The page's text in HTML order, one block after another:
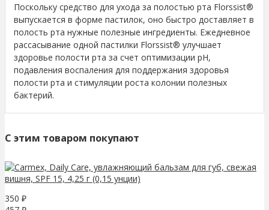
Поскольку средство для ухода за полостью рта Florssist®
выпускается в форме пастилок, оно быстро доставляет в
полость рта нужные полезные ингредиенты. Ежедневное
рассасывание одной пастилки Florssist® улучшает
здоровье полости рта за счет оптимизации pH,
подавления воспаления для поддержания здоровья
полости рта и стимуляции роста колонии полезных
бактерий.
C этим товаром покупают
350 ₽